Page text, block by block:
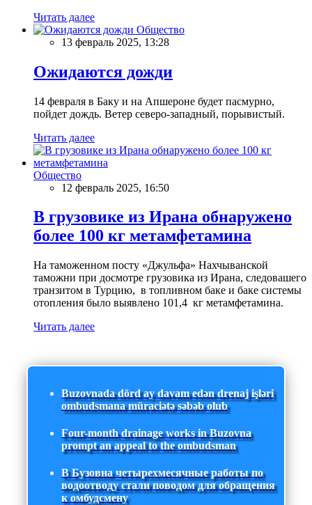
Читать далее
Общество
13 февраль 2025, 13:28
Ожидаются дожди
14 февраля в Баку и на Апшероне будет пасмурно,
пойдет дождь. Ветер северо-западный, порывистый.
Читать далее
Общество
12 февраль 2025, 16:50
В грузовике из Ирана обнаружено
более 100 кг метамфетамина
На таможенном посту «Джульфа» Нахчыванской
таможни при досмотре грузовика из Ирана, следовашего
транзитом в Турцию, в топливном баке и баке системы
отопления было выявлено 101,4 кг метамфетамина.
Читать далее
Buzovnada dörd ay davam edən drenaj işləri
ombudsmana müraciətə səbəb olub
Four-month drainage works in Buzovna
prompt an appeal to the ombudsman
В Бузовна четырехмесячные работы по
водоотводу стали поводом для обращения
к омбудсмену